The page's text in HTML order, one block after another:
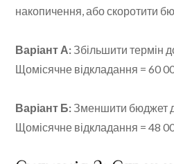
накопичення, або скоротити
Варіант А: Збільшити термін
Щомісячне відкладання = 60
Варіант Б: Зменшити бюджет
Щомісячне відкладання = 48